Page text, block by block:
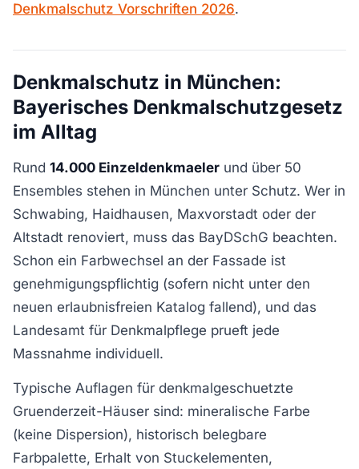
Denkmalschutz Vorschriften 2026.
Denkmalschutz in München:
Bayerisches Denkmalschutzgesetz
im Alltag
Rund 14.000 Einzeldenkmaeler und über 50
Ensembles stehen in München unter Schutz. Wer in
Schwabing, Haidhausen, Maxvorstadt oder der
Altstadt renoviert, muss das BayDSchG beachten.
Schon ein Farbwechsel an der Fassade ist
genehmigungspflichtig (sofern nicht unter den
neuen erlaubnisfreien Katalog fallend), und das
Landesamt für Denkmalpflege prueft jede
Massnahme individuell.
Typische Auflagen für denkmalgeschuetzte
Gruenderzeit-Häuser sind: mineralische Farbe
(keine Dispersion), historisch belegbare
Farbpalette, Erhalt von Stuckelementen,